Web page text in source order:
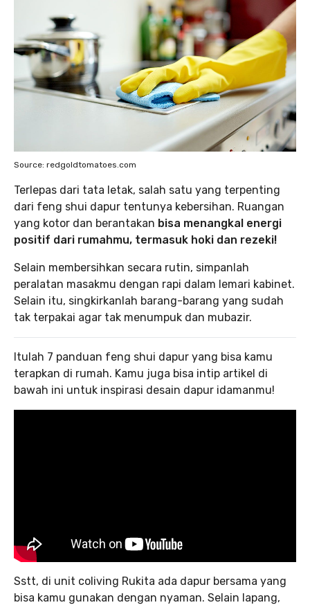
Source: redgoldtomatoes.com
‌Terlepas dari tata letak, salah satu yang terpenting
dari feng shui dapur tentunya kebersihan. Ruangan
yang kotor dan berantakan bisa menangkal energi
positif dari rumahmu, termasuk hoki dan rezeki!
Selain membersihkan secara rutin, simpanlah
peralatan masakmu dengan rapi dalam lemari kabinet.
Selain itu, singkirkanlah barang-barang yang sudah
tak terpakai agar tak menumpuk dan mubazir.‌
Itulah 7 panduan feng shui dapur yang bisa kamu
terapkan di rumah. Kamu juga bisa intip artikel di
bawah ini untuk inspirasi desain dapur idamanmu!
Sstt, di unit coliving Rukita ada dapur bersama yang
bisa kamu gunakan dengan nyaman. Selain lapang,